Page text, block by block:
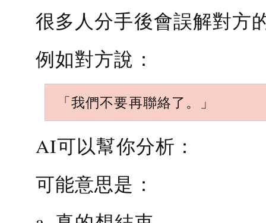
很多人分手後會誤解對方
例如對方說：
「我們不要再聯絡了。」
AI可以幫你分析：
可能意思是：